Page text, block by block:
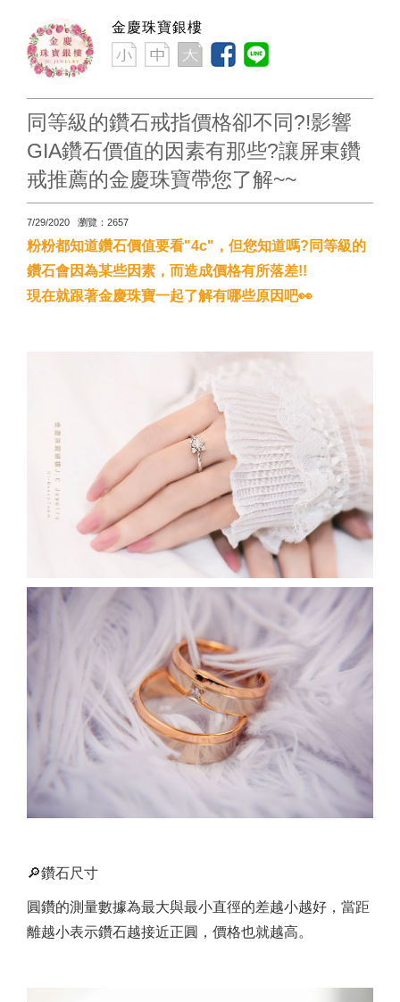
金慶珠寶銀樓
同等級的鑽石戒指價格卻不同?!影響
GIA鑽石價值的因素有那些?讓屏東鑽
戒推薦的金慶珠寶帶您了解~~
7/29/2020 瀏覽：2657
粉粉都知道鑽石價值要看"4c"，但您知道嗎?同等級的
鑽石會因為某些因素，而造成價格有所落差!!
現在就跟著金慶珠寶一起了解有哪些原因吧👀
🔎鑽石尺寸
圓鑽的測量數據為最大與最小直徑的差越小越好，當距
離越小表示鑽石越接近正圓，價格也就越高。